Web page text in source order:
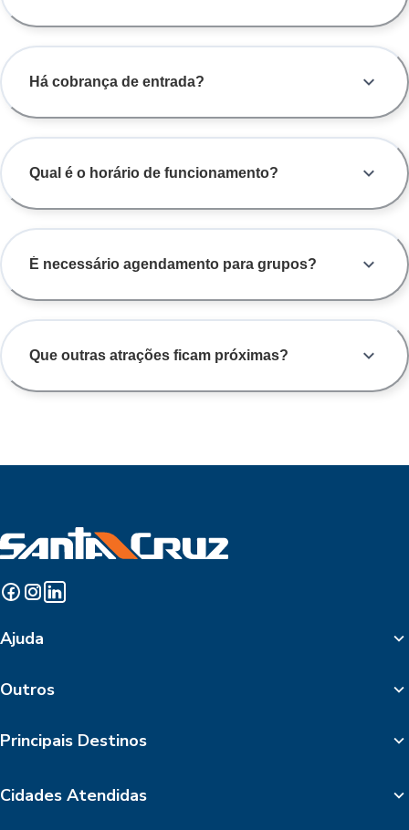
Há cobrança de entrada?
Qual é o horário de funcionamento?
É necessário agendamento para grupos?
Que outras atrações ficam próximas?
Ajuda
Outros
Principais Destinos
Cidades Atendidas